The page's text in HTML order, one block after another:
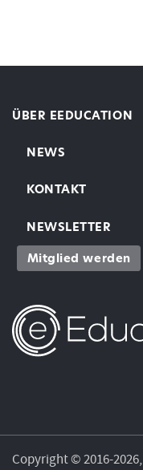
ÜBER EEDUCATION
NEWS
KONTAKT
NEWSLETTER
Mitglied werden
Copyright © 2016-2026,